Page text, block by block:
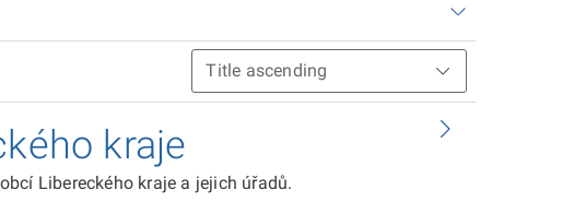
kraje
Libereckého kraje a jejich úřadů.